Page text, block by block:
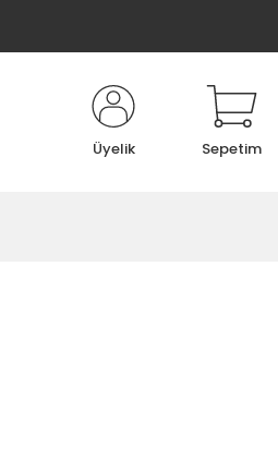
Üyelik Sepetim